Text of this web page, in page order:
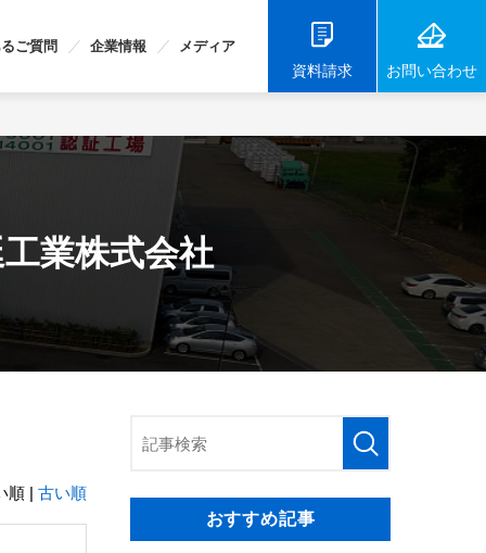
ご質問 企業情報 メディア
資料請求 お問い合わせ
業株式会社
順 | 古い順
おすすめ記事